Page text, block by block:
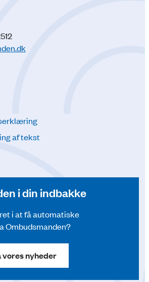
af tekst
i din indbakke
i at få automatiske
Ombudsmanden?
vores nyheder